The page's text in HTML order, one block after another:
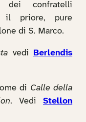
dei confratelli
il priore, pure
di S. Marco.
vedi Berlendis
di Calle della
. Vedi Stellon